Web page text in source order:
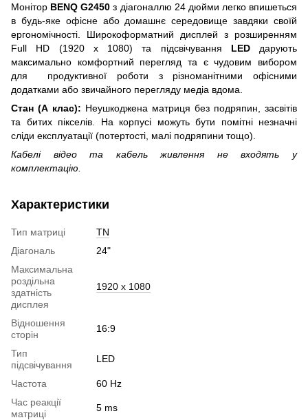
Монітор BENQ G2450 з діагоналлю 24 дюйми легко впишеться
в будь-яке офісне або домашнє середовище завдяки своїй
ергономічності. Широкоформатний дисплей з розширенням
Full HD (1920 x 1080) та підсвічування LEDдарують
максимально комфортний перегляд та є чудовим вибором
для продуктивної роботи з різноманітними офісними
додатками або звичайного перегляду медіа вдома.
Стан (А клас): Неушкоджена матриця без подряпин, засвітів
та битих пікселів. На корпусі можуть бути помітні незначні
сліди експлуатації (потертості, малі подряпини тощо).
Кабелі відео та кабель живлення не входять у
комплектацію.
Характеристики
Тип матриці
TN
Діагональ
24"
Максимальна
роздільна
здатність
дисплея
1920 x 1080
Відношення
сторін
16:9
Тип
підсвічування
LED
Частота
60 Hz
Час реакції
матриці
5 ms